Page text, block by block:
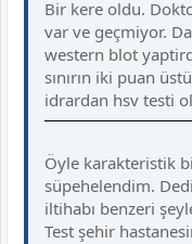
Bir kere oldu.
var ve geçmiyor.
western blot
sınırın iki puan
idrardan hsv testi
Öyle karakteristik
süpehelendim.
iltihabı benzeri
Test şehir